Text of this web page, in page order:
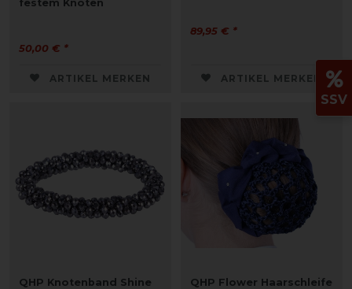
festem Knoten
50,00 € *
ARTIKEL MERKEN
89,95 € *
ARTIKEL MERKEN
QHP Knotenband Shine QHP Flower Haarschleife
SSV